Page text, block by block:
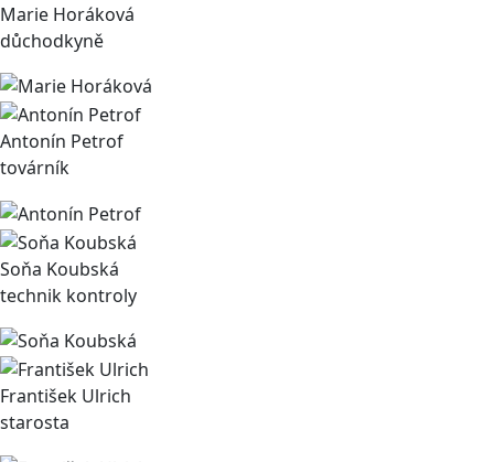
Marie Horáková
důchodkyně
Antonín Petrof
továrník
Soňa Koubská
technik kontroly
František Ulrich
starosta